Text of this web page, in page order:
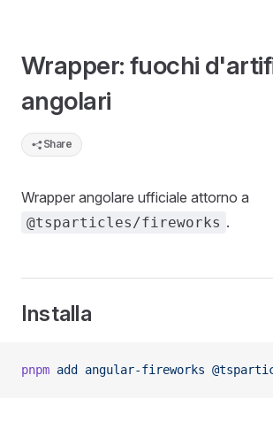
Wrapper: fuochi
angolari
Share
Wrapper angolare ufficiale attorno a
@tsparticles/fireworks .
Installa
pnpm add angular-fireworks